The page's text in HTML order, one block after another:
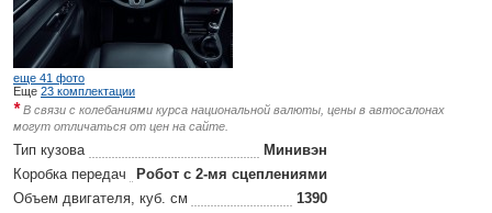
еще 41 фото
Еще 23 комплектации
*В связи с колебаниями курса национальной валюты, цены в автосалонах
могут отличаться от цен на сайте.
Тип кузова
Минивэн
Коробка передач
Робот с 2-мя сцеплениями
Объем двигателя, куб. см
1390